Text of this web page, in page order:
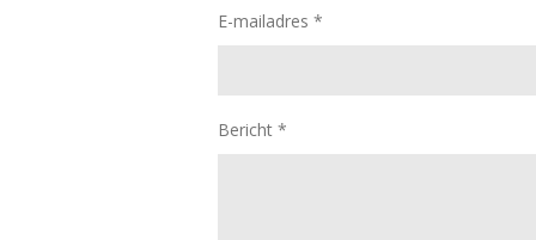
E-mailadres *
Bericht *